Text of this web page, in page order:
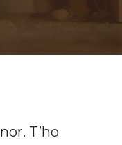
T’ho